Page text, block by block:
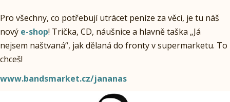
Pro všechny, co potřebují utrácet peníze za věci, je tu náš
nový e-shop! Trička, CD, náušnice a hlavně taška „Já
nejsem naštvaná“, jak dělaná do fronty v supermarketu. To
chceš!
www.bandsmarket.cz/jananas